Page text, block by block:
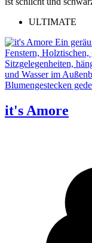
ULTIMATE
it's Amore